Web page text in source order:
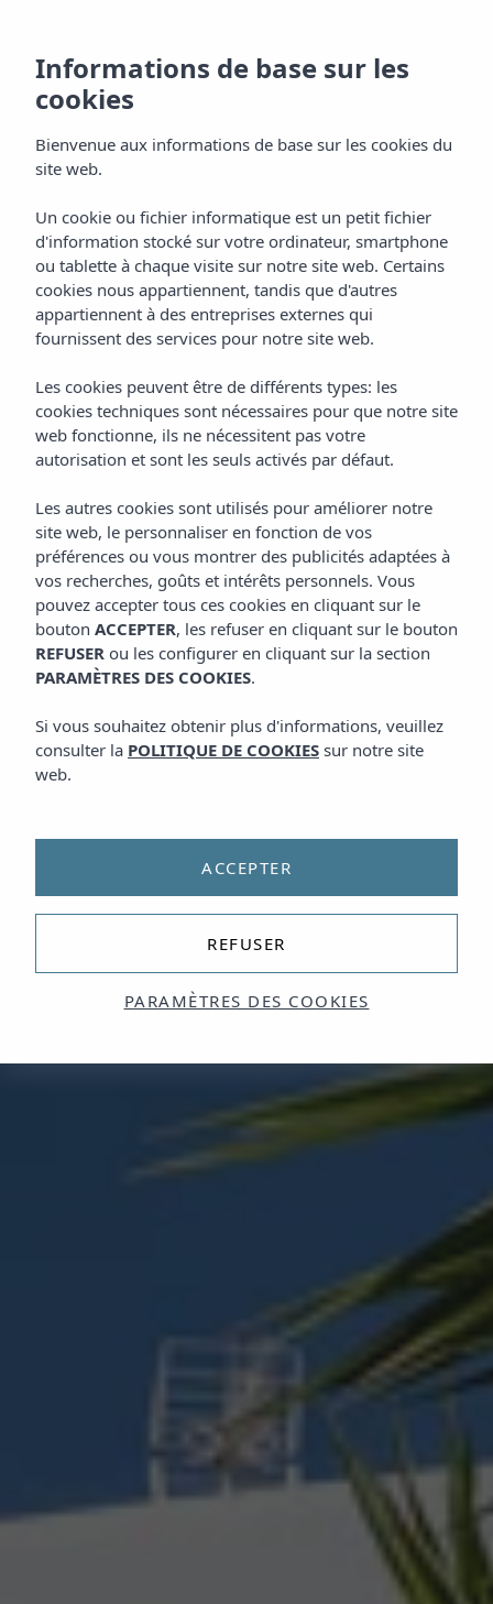
Informations de base sur les
cookies
Bienvenue aux informations de base sur les cookies du
site web.
Un cookie ou fichier informatique est un petit fichier
d'information stocké sur votre ordinateur, smartphone
ou tablette à chaque visite sur notre site web. Certains
cookies nous appartiennent, tandis que d'autres
appartiennent à des entreprises externes qui
fournissent des services pour notre site web.
Les cookies peuvent être de différents types: les
cookies techniques sont nécessaires pour que notre site
web fonctionne, ils ne nécessitent pas votre
autorisation et sont les seuls activés par défaut.
Les autres cookies sont utilisés pour améliorer notre
site web, le personnaliser en fonction de vos
préférences ou vous montrer des publicités adaptées à
vos recherches, goûts et intérêts personnels. Vous
pouvez accepter tous ces cookies en cliquant sur le
bouton ACCEPTER, les refuser en cliquant sur le bouton
REFUSER ou les configurer en cliquant sur la section
PARAMÈTRES DES COOKIES.
Si vous souhaitez obtenir plus d'informations, veuillez
consulter la POLITIQUE DE COOKIES sur notre site
web.
PARAMÈTRES DES COOKIES
REFUSER
ACCEPTER